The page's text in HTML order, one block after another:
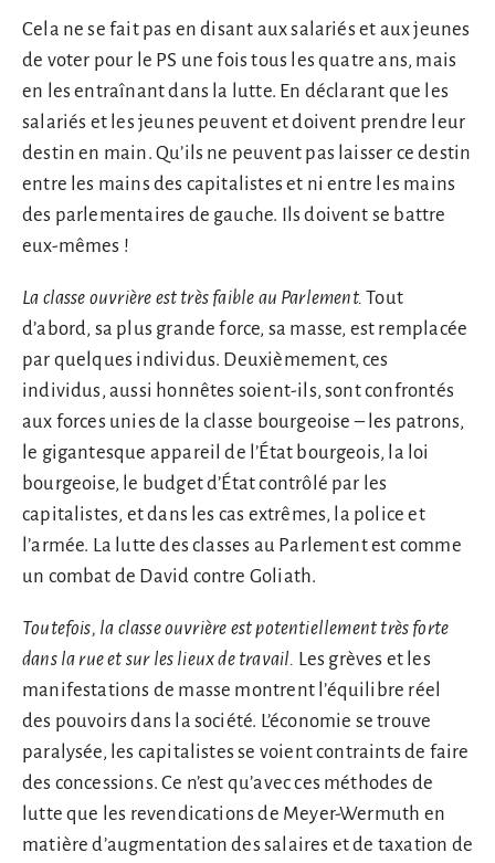
Cela ne se fait pas en disant aux salariés et aux jeunes
de voter pour le PS une fois tous les quatre ans, mais
en les entraînant dans la lutte. En déclarant que les
salariés et les jeunes peuvent et doivent prendre leur
destin en main. Qu’ils ne peuvent pas laisser ce destin
entre les mains des capitalistes et ni entre les mains
des parlementaires de gauche. Ils doivent se battre
eux-mêmes !
La classe ouvrière est très faible au Parlement.Tout
d’abord, sa plus grande force, sa masse, est remplacée
par quelques individus. Deuxièmement, ces
individus, aussi honnêtes soient-ils, sont confrontés
aux forces unies de la classe bourgeoise – les patrons,
le gigantesque appareil de l’État bourgeois, la loi
bourgeoise, le budget d’État contrôlé par les
capitalistes, et dans les cas extrêmes, la police et
l’armée. La lutte des classes au Parlement est comme
un combat de David contre Goliath.
Toutefois, la classe ouvrière est potentiellement très forte
dans la rue et sur les lieux de travail. Les grèves et les
manifestations de masse montrent l’équilibre réel
des pouvoirs dans la société. L’économie se trouve
paralysée, les capitalistes se voient contraints de faire
des concessions. Ce n’est qu’avec ces méthodes de
lutte que les revendications de Meyer-Wermuth en
matière d’augmentation des salaires et de taxation de